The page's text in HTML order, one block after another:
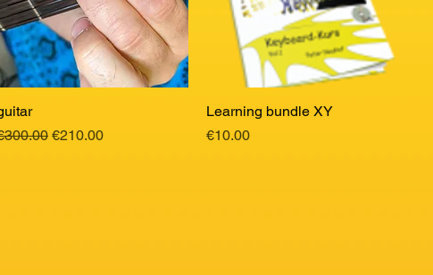
Price
Sale Price
€210.00
Quick View
Learning bundle XY
Price
€10.00